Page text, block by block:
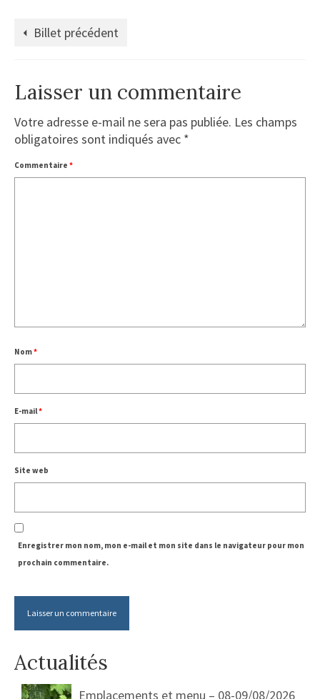
Billet précédent
Laisser un commentaire
Votre adresse e-mail ne sera pas publiée. Les champs
obligatoires sont indiqués avec *
Commentaire *
Nom*
E-mail*
Site web
Enregistrer mon nom, mon e-mail et mon site dans le navigateur pour mon
prochain commentaire.
Actualités
Emplacements et menu – 08-09/08/2026